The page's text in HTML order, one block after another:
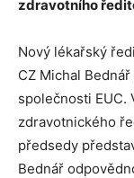
zdravotního
Nový lékařský
CZ Michal
společnosti EUC.
zdravotnického
předsedy
Bednář